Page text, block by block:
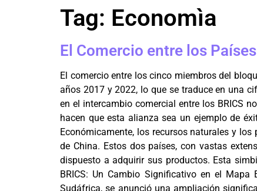
Tag: Economìa
El Comercio entre los
El comercio entre los cinco miembros del
años 2017 y 2022, lo que se traduce en una
en el intercambio comercial entre los BRICS
hacen que esta alianza sea un ejemplo de
Económicamente, los recursos naturales y
de China. Estos dos países, con vastas
dispuesto a adquirir sus productos. Esta
BRICS: Un Cambio Significativo en el
Sudáfrica, se anunció una ampliación